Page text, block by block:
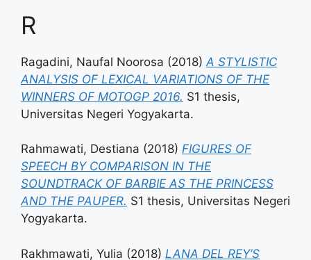
R
Ragadini, Naufal Noorosa (2018) A STYLISTIC
ANALYSIS OF LEXICAL VARIATIONS OF THE
WINNERS OF MOTOGP 2016. S1 thesis,
Universitas Negeri Yogyakarta.
Rahmawati, Destiana (2018) FIGURES OF
SPEECH BY COMPARISON IN THE
SOUNDTRACK OF BARBIE AS THE PRINCESS
AND THE PAUPER. S1 thesis, Universitas Negeri
Yogyakarta.
Rakhmawati, Yulia (2018) LANA DEL REY’S